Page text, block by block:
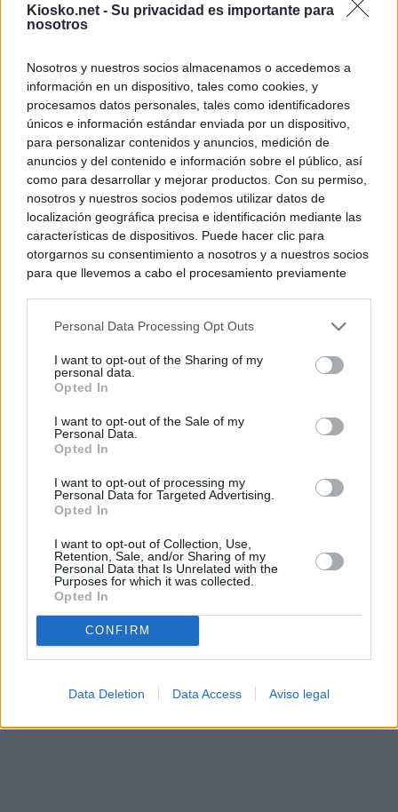
Kiosko.net - Su privacidad es importante para
nosotros
Nosotros y nuestros socios almacenamos o accedemos a
información en un dispositivo, tales como cookies, y
procesamos datos personales, tales como identificadores
únicos e información estándar enviada por un dispositivo,
para personalizar contenidos y anuncios, medición de
anuncios y del contenido e información sobre el público, así
como para desarrollar y mejorar productos. Con su permiso,
nosotros y nuestros socios podemos utilizar datos de
localización geográfica precisa e identificación mediante las
características de dispositivos. Puede hacer clic para
otorgarnos su consentimiento a nosotros y a nuestros socios
para que llevemos a cabo el procesamiento previamente
negar su consentimiento. Tenga en cuenta que algún
de su consentimiento, pero usted tiene el derecho de
rechazar tal procesamiento. Sus preferencias se aplicarán
cualquier momento entrando de nuevo en este sitio web o
visitando nuestra política de privacidad.
Personal Data Processing Opt Outs
I want to opt-out of the Sharing of my
personal data.
Opted In
I want to opt-out of the Sale of my
Personal Data.
Opted In
I want to opt-out of processing my
Personal Data for Targeted Advertising.
Opted In
I want to opt-out of Collection, Use,
Retention, Sale, and/or Sharing of my
Personal Data that Is Unrelated with the
Purposes for which it was collected.
Opted In
CONFIRM
Data Deletion Data Access Aviso legal